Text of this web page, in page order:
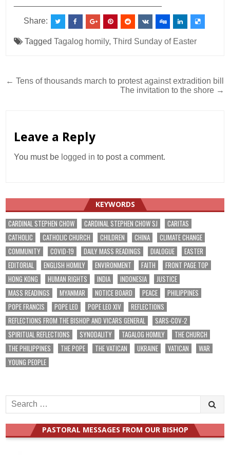
Share:
TaggedTagalog homily,Third Sunday of Easter
Post
← Tens of thousands march to protest against extradition bill
The invitation to the shore →
Leave a Reply
You must be logged in to post a comment.
KEYWORDS
CARDINAL STEPHEN CHOW CARDINAL STEPHEN CHOW SJ
CARITAS
CATHOLIC
CATHOLIC CHURCH CHILDREN CHINA
CLIMATE CHANGE
COMMUNITY
COVID-19 DAILY MASS READINGS DIALOGUE
EASTER
EDITORIAL
ENGLISH HOMILY ENVIRONMENT FAITH
FRONT PAGE TOP
HONG KONG
HUMAN RIGHTS INDIA INDONESIA
JUSTICE
MASS READINGS
MYANMAR NOTICE BOARD PEACE
PHILIPPINES
POPE FRANCIS
POPE LEO POPE LEO XIV
REFLECTIONS
REFLECTIONS FROM THE BISHOP AND VICARS GENERAL
SARS-COV-2
SPIRITUAL REFLECTIONS
SYNODALITY TAGALOG HOMILY
THE CHURCH
THE PHILIPPINES
THE POPE THE VATICAN UKRAINE VATICAN
WAR
YOUNG PEOPLE
Search
for:
PASTORAL MESSAGES FROM OUR BISHOP